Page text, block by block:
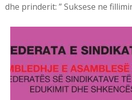
dhe prinderit: ” Suksese ne